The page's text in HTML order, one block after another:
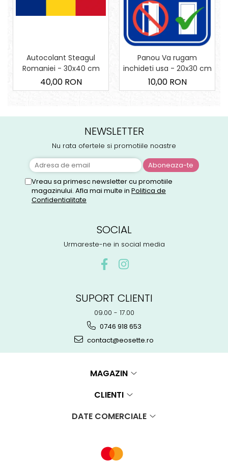
Autocolant Steagul
Romaniei - 30x40 cm
40,00 RON
Panou Va rugam
inchideti usa - 20x30 cm
10,00 RON
NEWSLETTER
Nu rata ofertele si promotiile noastre
Vreau sa primesc newsletter cu promotiile
magazinului. Afla mai multe in Politica de
Confidentialitate
SOCIAL
Urmareste-ne in social media
SUPORT CLIENTI
09.00 - 17.00
0746 918 653
contact@eosette.ro
MAGAZIN
CLIENTI
DATE COMERCIALE